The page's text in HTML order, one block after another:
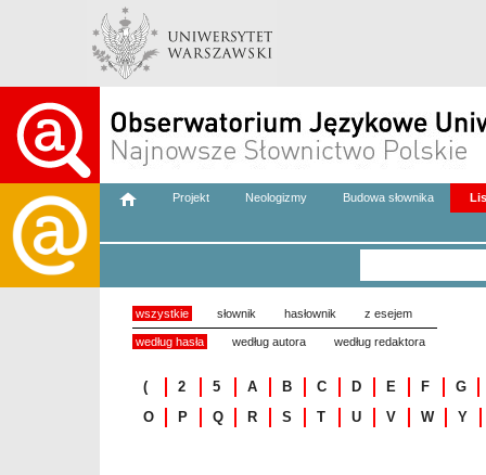
Projekt Neologizmy Budowa słownika
wszystkie słownik hasłownik z esejem
według hasła według autora według redaktora
( 2 5 A B C D E F
G
O
P Q R S T U V W Y